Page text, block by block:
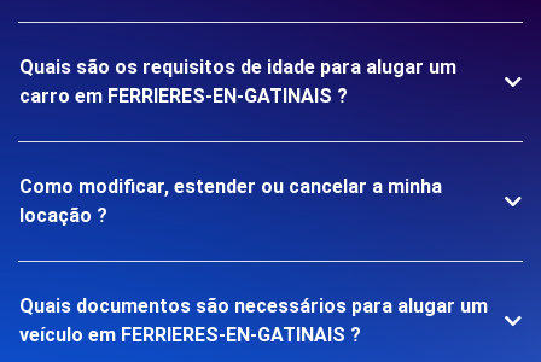
Quais são os requisitos de idade para alugar um
carro em FERRIERES-EN-GATINAIS ?
Como modificar, estender ou cancelar a minha
locação ?
Quais documentos são necessários para alugar um
veículo em FERRIERES-EN-GATINAIS ?